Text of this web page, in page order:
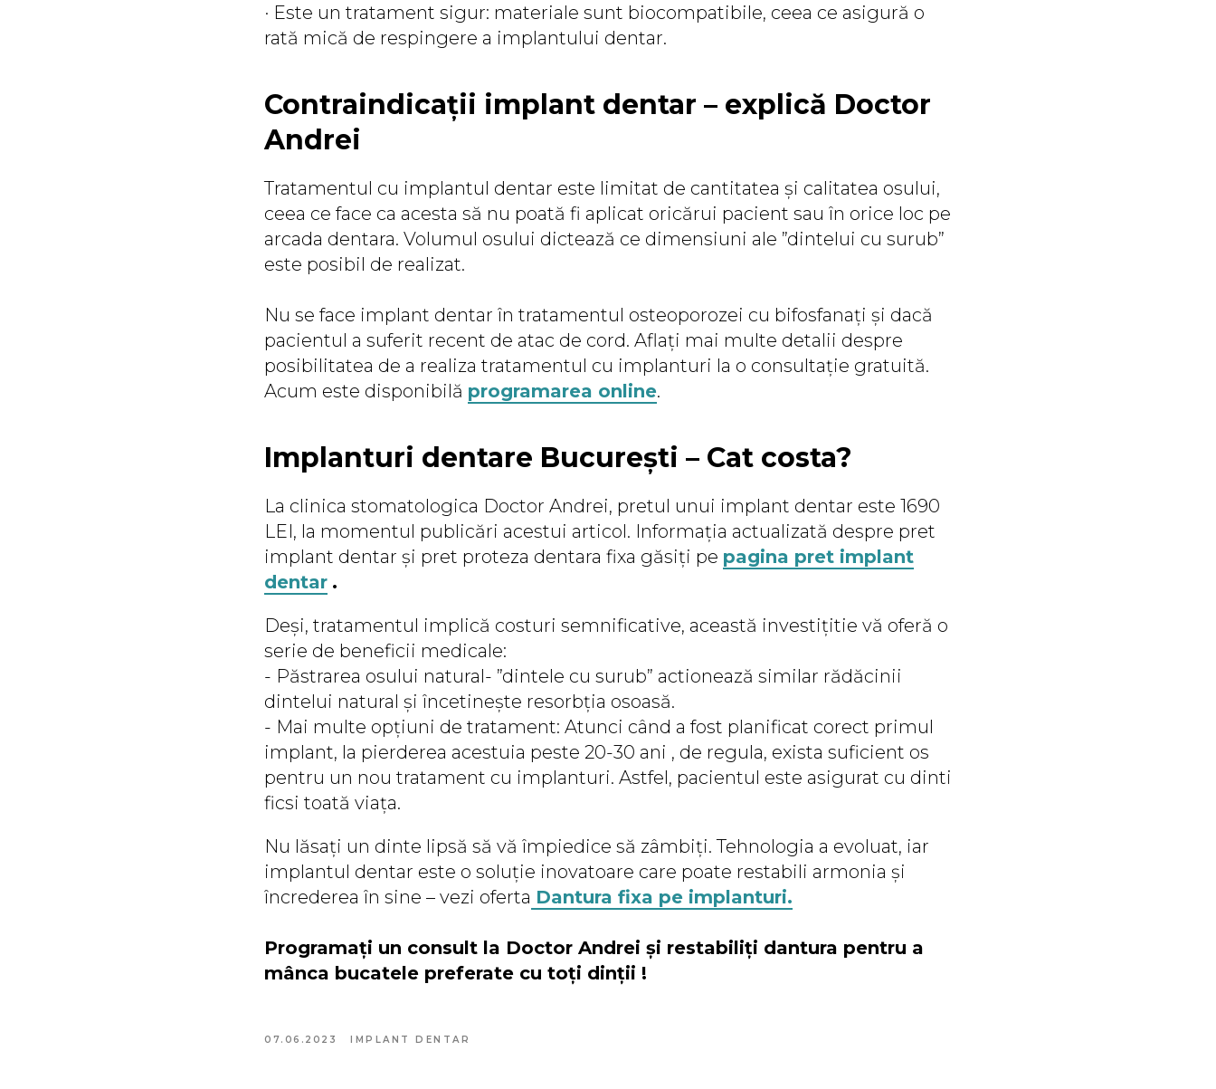
· Este un tratament sigur: materiale sunt biocompatibile, ceea ce asigură o
rată mică de respingere a implantului dentar.
Contraindicații implant dentar – explică Doctor
Andrei
Tratamentul cu implantul dentar este limitat de cantitatea și calitatea osului,
ceea ce face ca acesta să nu poată fi aplicat oricărui pacient sau în orice loc pe
arcada dentara. Volumul osului dictează ce dimensiuni ale ”dintelui cu surub”
este posibil de realizat.
Nu se face implant dentar în tratamentul osteoporozei cu bifosfanați și dacă
pacientul a suferit recent de atac de cord. Aflați mai multe detalii despre
posibilitatea de a realiza tratamentul cu implanturi la o consultație gratuită.
Acum este disponibilă programarea online.
Implanturi dentare București – Cat costa?
La clinica stomatologica Doctor Andrei, pretul unui implant dentar este 1690
LEI, la momentul publicări acestui articol. Informația actualizată despre pret
implant dentar și pret proteza dentara fixa găsiți pe pagina pret implant
dentar .
Deși, tratamentul implică costuri semnificative, această investițitie vă oferă o
serie de beneficii medicale:
- Păstrarea osului natural- ”dintele cu surub” actionează similar rădăcinii
dintelui natural și încetinește resorbția osoasă.
- Mai multe opțiuni de tratament: Atunci când a fost planificat corect primul
implant, la pierderea acestuia peste 20-30 ani , de regula, exista suficient os
pentru un nou tratament cu implanturi. Astfel, pacientul este asigurat cu dinti
ficsi toată viața.
Nu lăsați un dinte lipsă să vă împiedice să zâmbiți. Tehnologia a evoluat, iar
implantul dentar este o soluție inovatoare care poate restabili armonia și
încrederea în sine – vezi oferta Dantura fixa pe implanturi.
Programați un consult la Doctor Andrei și restabiliți dantura pentru a
mânca bucatele preferate cu toți dinții !
07.06.2023 IMPLANT DENTAR